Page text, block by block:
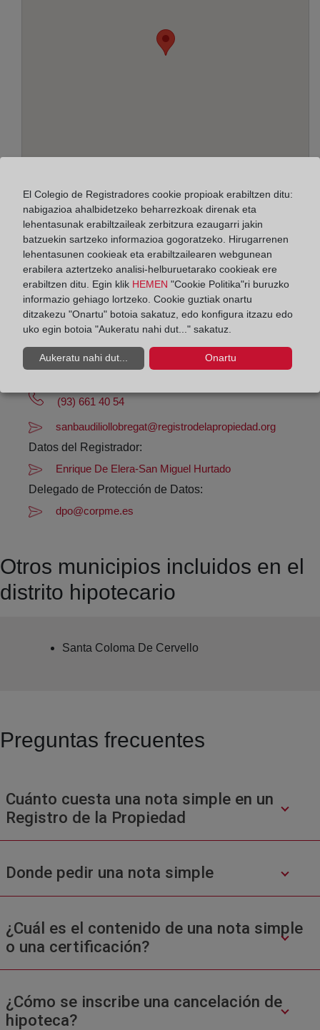
Helbidea:
Mossèn Jacint Verdaguer, 58, 8830
Horario:
De lunes a viernes de 09:00 a 17:00 horas
Agosto: De lunes a viernes de 09:00 a 14:00 horas
Los días 24 y 31 de diciembre de 09:00 a 14:00
(93) 661 40 54
sanbaudiliollobregat@registrodelapropiedad.org
Datos del Registrador:
Enrique De Elera-San Miguel Hurtado
Delegado de Protección de Datos:
dpo@corpme.es
Otros municipios incluidos en el
distrito hipotecario
Santa Coloma De Cervello
Preguntas frecuentes
Cuánto cuesta una nota simple en un
Registro de la Propiedad
Donde pedir una nota simple
¿Cuál es el contenido de una nota simple
o una certificación?
¿Cómo se inscribe una cancelación de
hipoteca?
El Colegio de Registradores cookie propioak erabiltzen ditu:
nabigazioa ahalbidetzeko beharrezkoak direnak eta
lehentasunak erabiltzaileak zerbitzura ezaugarri jakin
batzuekin sartzeko informazioa gogoratzeko. Hirugarrenen
lehentasunen cookieak eta erabiltzailearen webgunean
erabilera aztertzeko analisi-helburuetarako cookieak ere
erabiltzen ditu. Egin klik HEMEN "Cookie Politika"ri buruzko
informazio gehiago lortzeko. Cookie guztiak onartu
ditzakezu "Onartu" botoia sakatuz, edo konfigura itzazu edo
uko egin botoia "Aukeratu nahi dut..." sakatuz.
Aukeratu nahi dut... Onartu